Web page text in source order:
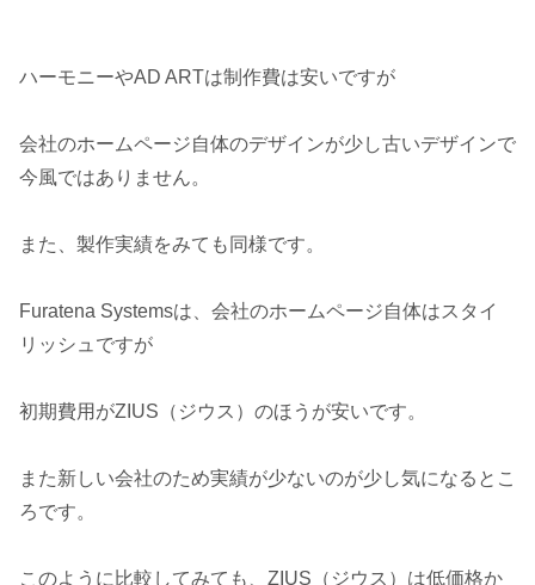
ハーモニーやAD ARTは制作費は安いですが
会社のホームページ自体のデザインが少し古いデザインで
今風ではありません。
また、製作実績をみても同様です。
Furatena Systemsは、会社のホームページ自体はスタイ
リッシュですが
初期費用がZIUS（ジウス）のほうが安いです。
また新しい会社のため実績が少ないのが少し気になるとこ
ろです。
このように比較してみても、ZIUS（ジウス）は低価格か